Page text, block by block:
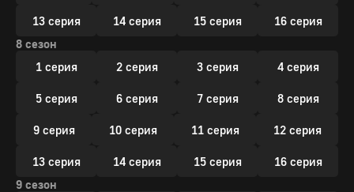
13 серия 14 серия 15 серия
16 серия
8 сезон
1 серия
2 серия 3 серия 4 серия
5 серия 6 серия 7 серия 8 серия
9 серия 10 серия 11 серия 12 серия
13 серия 14 серия 15 серия
16 серия
9 сезон